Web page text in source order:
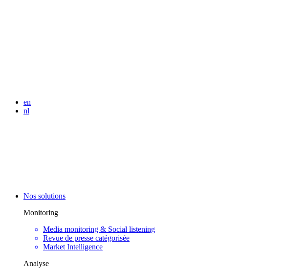
en
nl
Nos solutions
Monitoring
Media monitoring & Social listening
Revue de presse catégorisée
Market Intelligence
Analyse